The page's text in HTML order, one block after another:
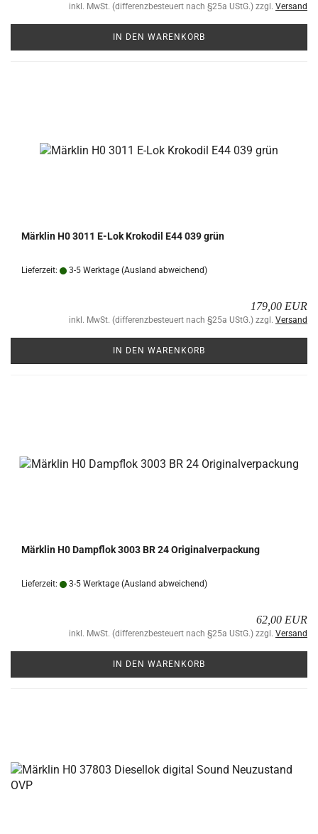
inkl. MwSt. (differenzbesteuert nach §25a UStG.) zzgl. Versand
IN DEN WARENKORB
Märk­lin H0 3011 E-Lok Kro­ko­dil E44 039 grün
Lieferzeit: 3-5 Werktage (Ausland abweichend)
179,00 EUR
inkl. MwSt. (differenzbesteuert nach §25a UStG.) zzgl. Versand
IN DEN WARENKORB
Märk­lin H0 Dampf­lok 3003 BR 24 Ori­gi­nal­ver­pa­ckung
Lieferzeit: 3-5 Werktage (Ausland abweichend)
62,00 EUR
inkl. MwSt. (differenzbesteuert nach §25a UStG.) zzgl. Versand
IN DEN WARENKORB